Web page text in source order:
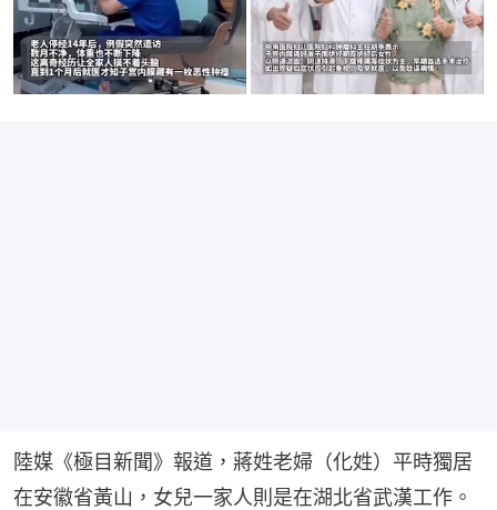
陸媒《極目新聞》報道，蔣姓老婦（化姓）平時獨居
在安徽省黃山，女兒一家人則是在湖北省武漢工作。